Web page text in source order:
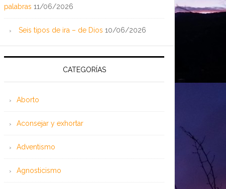
palabras 11/06/2026
Seis tipos de ira – de Dios 10/06/2026
CATEGORÍAS
Aborto
Aconsejar y exhortar
Adventismo
Agnosticismo